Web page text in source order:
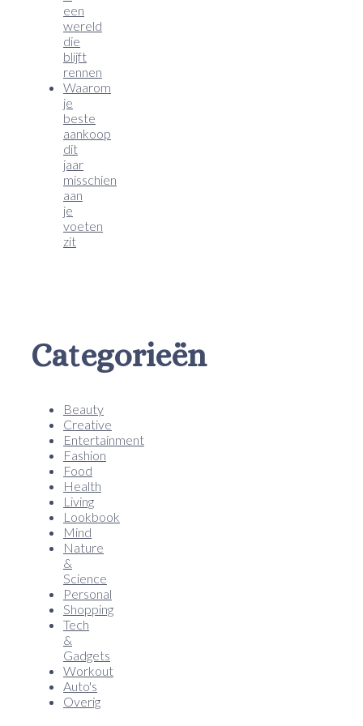
een
wereld
die
blijft
rennen
Waarom
je
beste
aankoop
dit
jaar
misschien
aan
je
voeten
zit
Categorieën
Beauty
Creative
Entertainment
Fashion
Food
Health
Living
Lookbook
Mind
Nature
&
Science
Personal
Shopping
Tech
&
Gadgets
Workout
Auto's
Overig